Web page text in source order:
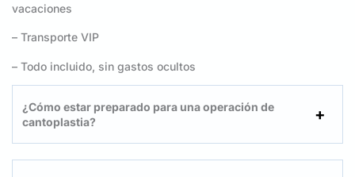
vacaciones
– Transporte VIP
– Todo incluido, sin gastos ocultos
¿Cómo estar preparado para una operación de
cantoplastia?